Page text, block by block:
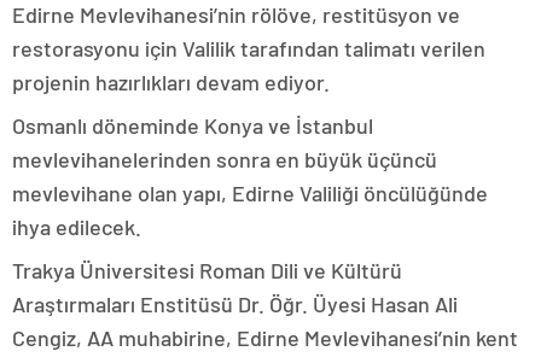
Edirne Mevlevihanesi’nin rölöve, restitüsyon ve
restorasyonu için Valilik tarafından talimatı verilen
projenin hazırlıkları devam ediyor.
Osmanlı döneminde Konya ve İstanbul
mevlevihanelerinden sonra en büyük üçüncü
mevlevihane olan yapı, Edirne Valiliği öncülüğünde
ihya edilecek.
Trakya Üniversitesi Roman Dili ve Kültürü
Araştırmaları Enstitüsü Dr. Öğr. Üyesi Hasan Ali
Cengiz, AA muhabirine, Edirne Mevlevihanesi’nin kent